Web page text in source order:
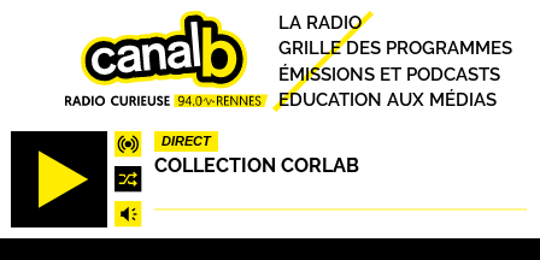
DIRECT
COLLECTION CORLAB
Principal
LA RADIO
GRILLE DES PROGRAMMES
ÉMISSIONS ET PODCASTS
EDUCATION AUX MÉDIAS